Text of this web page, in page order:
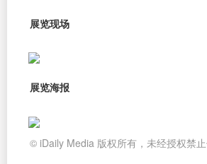
展览现场
展览海报
© iDaily Media 版权所有，未经授权禁止